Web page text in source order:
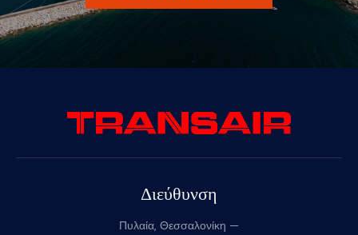
Διεύθυνση
Πυλαία, Θεσσαλονίκη —